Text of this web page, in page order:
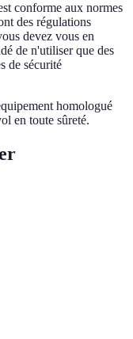
conforme aux normes
des régulations
devez vous en
de n'utiliser que des
de sécurité
homologué
en toute sûreté.